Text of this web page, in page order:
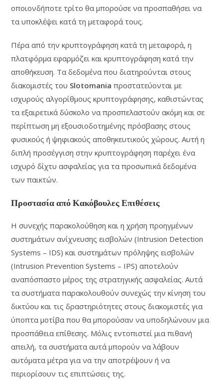
οποιονδήποτε τρίτο θα μπορούσε να προσπαθήσει να
τα υποκλέψει κατά τη μεταφορά τους.
Πέρα από την κρυπτογράφηση κατά τη μεταφορά, η
πλατφόρμα εφαρμόζει και κρυπτογράφηση κατά την
αποθήκευση. Τα δεδομένα που διατηρούνται στους
διακομιστές του Slotomania προστατεύονται με
ισχυρούς αλγορίθμους κρυπτογράφησης, καθιστώντας
τα εξαιρετικά δύσκολο να προσπελαστούν ακόμη και σε
περίπτωση μη εξουσιοδοτημένης πρόσβασης στους
φυσικούς ή ψηφιακούς αποθηκευτικούς χώρους. Αυτή η
διπλή προσέγγιση στην κρυπτογράφηση παρέχει ένα
ισχυρό δίχτυ ασφαλείας για τα προσωπικά δεδομένα
των παικτών.
Προστασία από Κακόβουλες Επιθέσεις
Η συνεχής παρακολούθηση και η χρήση προηγμένων
συστημάτων ανίχνευσης εισβολών (Intrusion Detection
Systems – IDS) και συστημάτων πρόληψης εισβολών
(Intrusion Prevention Systems – IPS) αποτελούν
αναπόσπαστο μέρος της στρατηγικής ασφαλείας. Αυτά
τα συστήματα παρακολουθούν συνεχώς την κίνηση του
δικτύου και τις δραστηριότητες στους διακομιστές για
ύποπτα μοτίβα που θα μπορούσαν να υποδηλώνουν μια
προσπάθεια επίθεσης. Μόλις εντοπιστεί μια πιθανή
απειλή, τα συστήματα αυτά μπορούν να λάβουν
αυτόματα μέτρα για να την αποτρέψουν ή να
περιορίσουν τις επιπτώσεις της.